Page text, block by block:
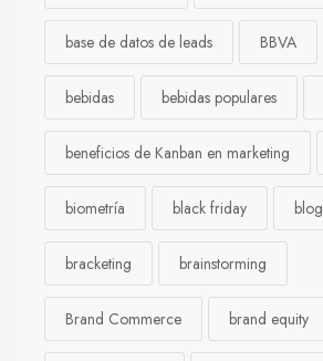
base de datos de leads BBVA
bebidas bebidas populares
beneficios de Kanban en marketing
biometría black friday blog
bracketing brainstorming
Brand Commerce brand equity